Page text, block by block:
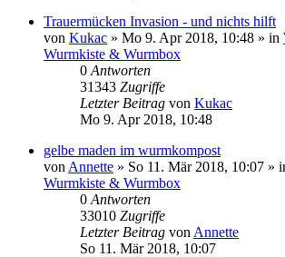
Trauermücken Invasion - und nichts hilft
von Kukac » Mo 9. Apr 2018, 10:48 » in
Wurmkiste & Wurmbox
0 Antworten
31343 Zugriffe
Letzter Beitrag von Kukac
Mo 9. Apr 2018, 10:48
gelbe maden im wurmkompost
von Annette » So 11. Mär 2018, 10:07 »
Wurmkiste & Wurmbox
0 Antworten
33010 Zugriffe
Letzter Beitrag von Annette
So 11. Mär 2018, 10:07